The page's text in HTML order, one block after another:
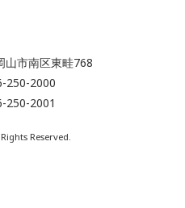
市南区東畦768
2000
2001
Reserved.